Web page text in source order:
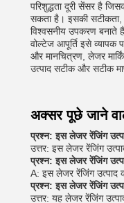
परिशुद्धता दूरी सेंसर है
सकता है। इसकी सटीकता,
विश्वसनीय उपकरण
वोल्टेज आपूर्ति इसे व्यापक
और मानचित्रण, लेजर
उत्पाद सटीक और सटीक
अक्सर पूछे जाने
प्रश्न: इस लेजर रेंजिंग
उत्तर: इस लेजर रेंजिंग
प्रश्न: इस लेजर रेंजिंग
A: इस लेजर रेंजिंग उत्पाद
प्रश्न: इस लेजर रेंजिंग
उत्तर: यह लेजर रेंजिंग